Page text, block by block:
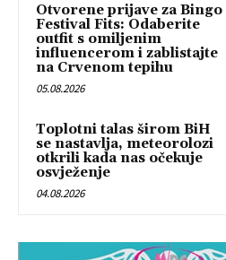
Otvorene prijave za Bingo
Festival Fits: Odaberite
outfit s omiljenim
influencerom i zablistajte
na Crvenom tepihu
05.08.2026
Toplotni talas širom BiH
se nastavlja, meteorolozi
otkrili kada nas očekuje
osvježenje
04.08.2026